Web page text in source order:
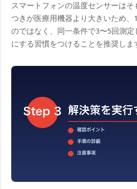
スマートフォンの温度センサーはそ
つきが医療用機器より大きいため、
のではなく、同一条件で3〜5回測
にする習慣をつけることを推奨しま